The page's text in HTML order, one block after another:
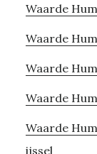
Waarde
Waarde
Waarde
Waarde
Waarde
ijssel